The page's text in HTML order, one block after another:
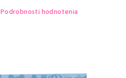
Podrobnosti hodnotenia